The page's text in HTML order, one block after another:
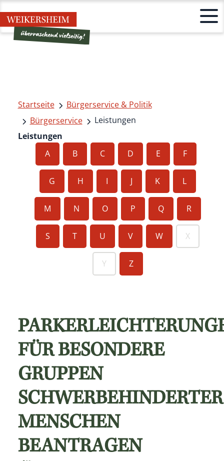
Startseite
Bürgerservice & Politik
Bürgerservice
Leistungen
Leistungen
A
B C D E F
G H I J K L
M N O P Q R
S T U V W X
Y Z
FÜR BESONDERE
GRUPPEN
SCHWERBEHINDERTER
MENSCHEN
BEANTRAGEN